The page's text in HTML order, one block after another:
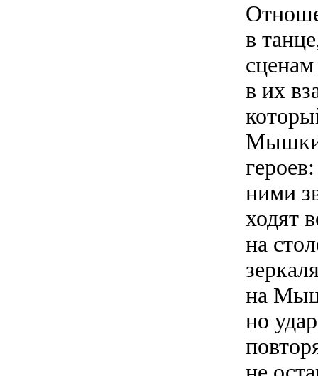
в
в их
ними
ходят
на
на
но